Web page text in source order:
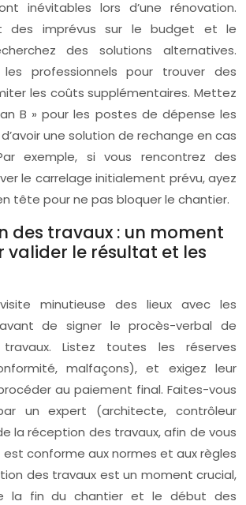
inévitables lors d’une rénovation.
des imprévus sur le budget et le
des solutions alternatives.
professionnels pour trouver des
les coûts supplémentaires. Mettez
B » pour les postes de dépense les
une solution de rechange en cas
exemple, si vous rencontrez des
le carrelage initialement prévu, ayez
tête pour ne pas bloquer le chantier.
des travaux : un moment
valider le résultat et les
minutieuse des lieux avec les
avant de signer le procès-verbal de
Listez toutes les réserves
malfaçons), et exigez leur
au paiement final. Faites-vous
un expert (architecte, contrôleur
la réception des travaux, afin de vous
conforme aux normes et aux règles
des travaux est un moment crucial,
la fin du chantier et le début des